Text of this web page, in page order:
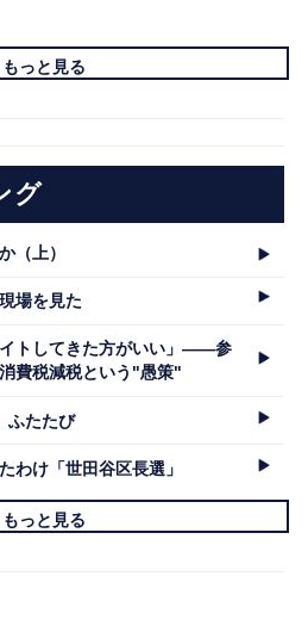
もっと見る
グ
（上）
場を見た
イトしてきた方がいい」――参
費税減税という"愚策"
ふたたび
わけ「世田谷区長選」
もっと見る